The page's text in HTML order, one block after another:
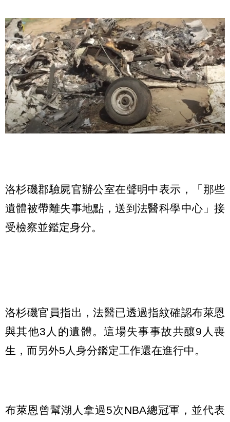
洛杉磯郡驗屍官辦公室在聲明中表示，「那些
遺體被帶離失事地點，送到法醫科學中心」接
受檢察並鑑定身分。
洛杉磯官員指出，法醫已透過指紋確認布萊恩
與其他3人的遺體。這場失事事故共釀9人喪
生，而另外5人身分鑑定工作還在進行中。
布萊恩曾幫湖人拿過5次NBA總冠軍，並代表